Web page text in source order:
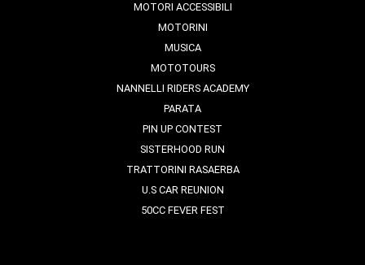
MOTORI ACCESSIBILI
MOTORINI
MUSICA
MOTOTOURS
NANNELLI RIDERS ACADEMY
PARATA
PIN UP CONTEST
SISTERHOOD RUN
TRATTORINI RASAERBA
U.S CAR REUNION
50CC FEVER FEST